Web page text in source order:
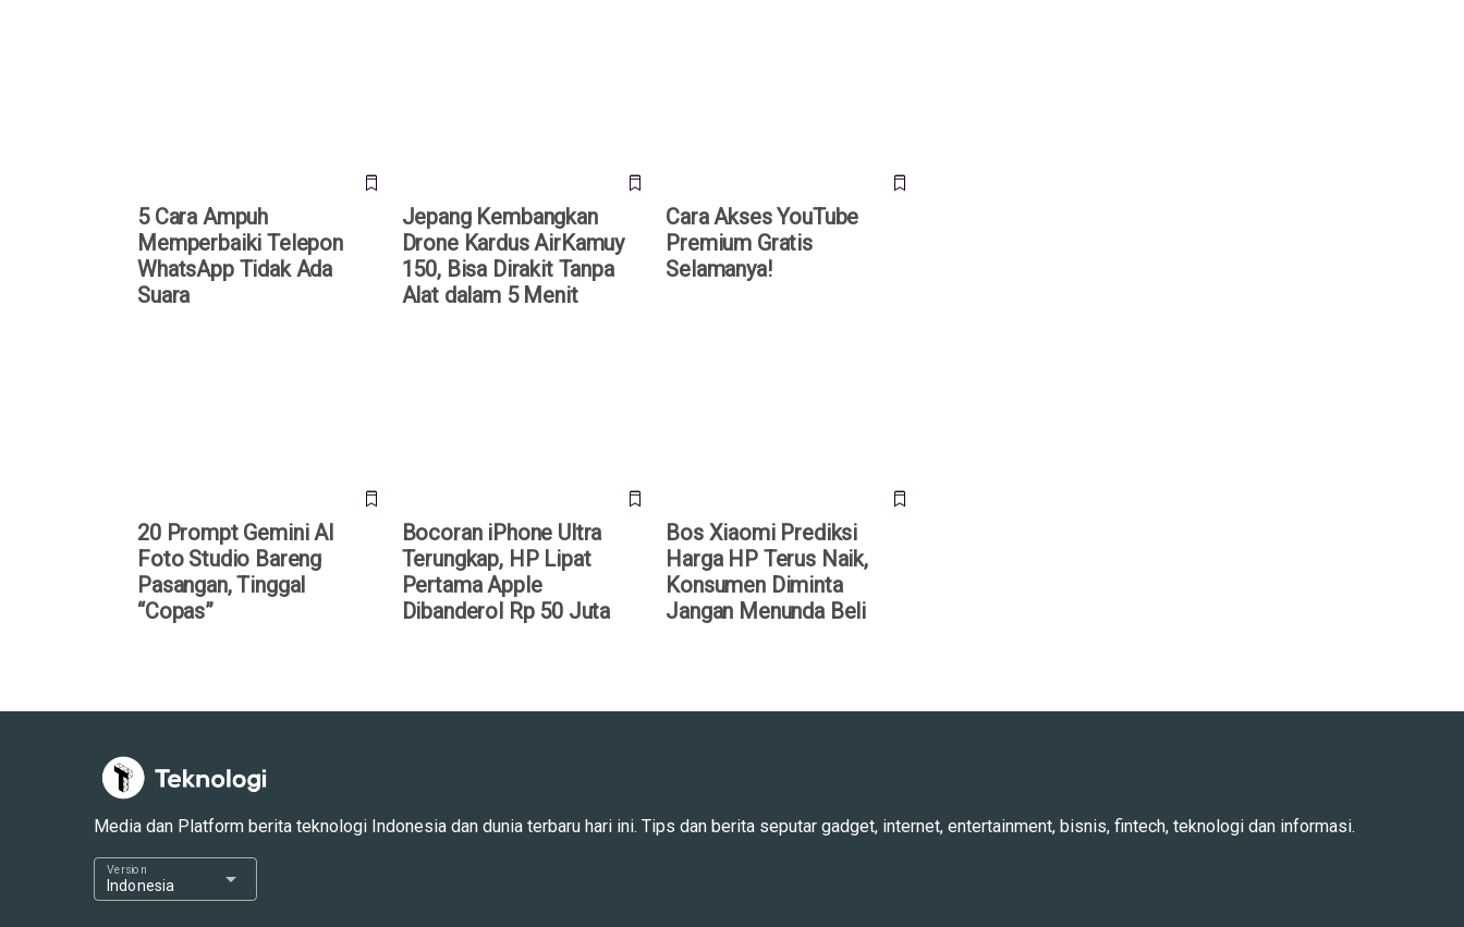
5 Cara Ampuh
Memperbaiki Telepon
WhatsApp Tidak Ada
Suara
Jepang Kembangkan
Drone Kardus AirKamuy
150, Bisa Dirakit Tanpa
Alat dalam 5 Menit
Cara Akses YouTube
Premium Gratis
Selamanya!
20 Prompt Gemini AI
Foto Studio Bareng
Pasangan, Tinggal
“Copas”
Bocoran iPhone Ultra
Terungkap, HP Lipat
Pertama Apple
Dibanderol Rp 50 Juta
Bos Xiaomi Prediksi
Harga HP Terus Naik,
Konsumen Diminta
Jangan Menunda Beli
Media dan Platform berita teknologi Indonesia dan dunia terbaru hari ini. Tips dan berita seputar gadget, internet, entertainment, bisnis, fintech, teknologi dan informasi.
Indonesia
Version arrow_drop_down